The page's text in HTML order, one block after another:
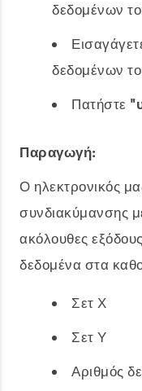
δεδομένων
δεδομένων
Πατήστε
Παραγωγή:
Ο ηλεκτρονικός
συνδιακύμανσης
ακόλουθες
δεδομένα στα
Σετ Χ
Σετ Υ
Αριθμός